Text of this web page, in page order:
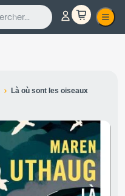
Là où sont les oiseaux